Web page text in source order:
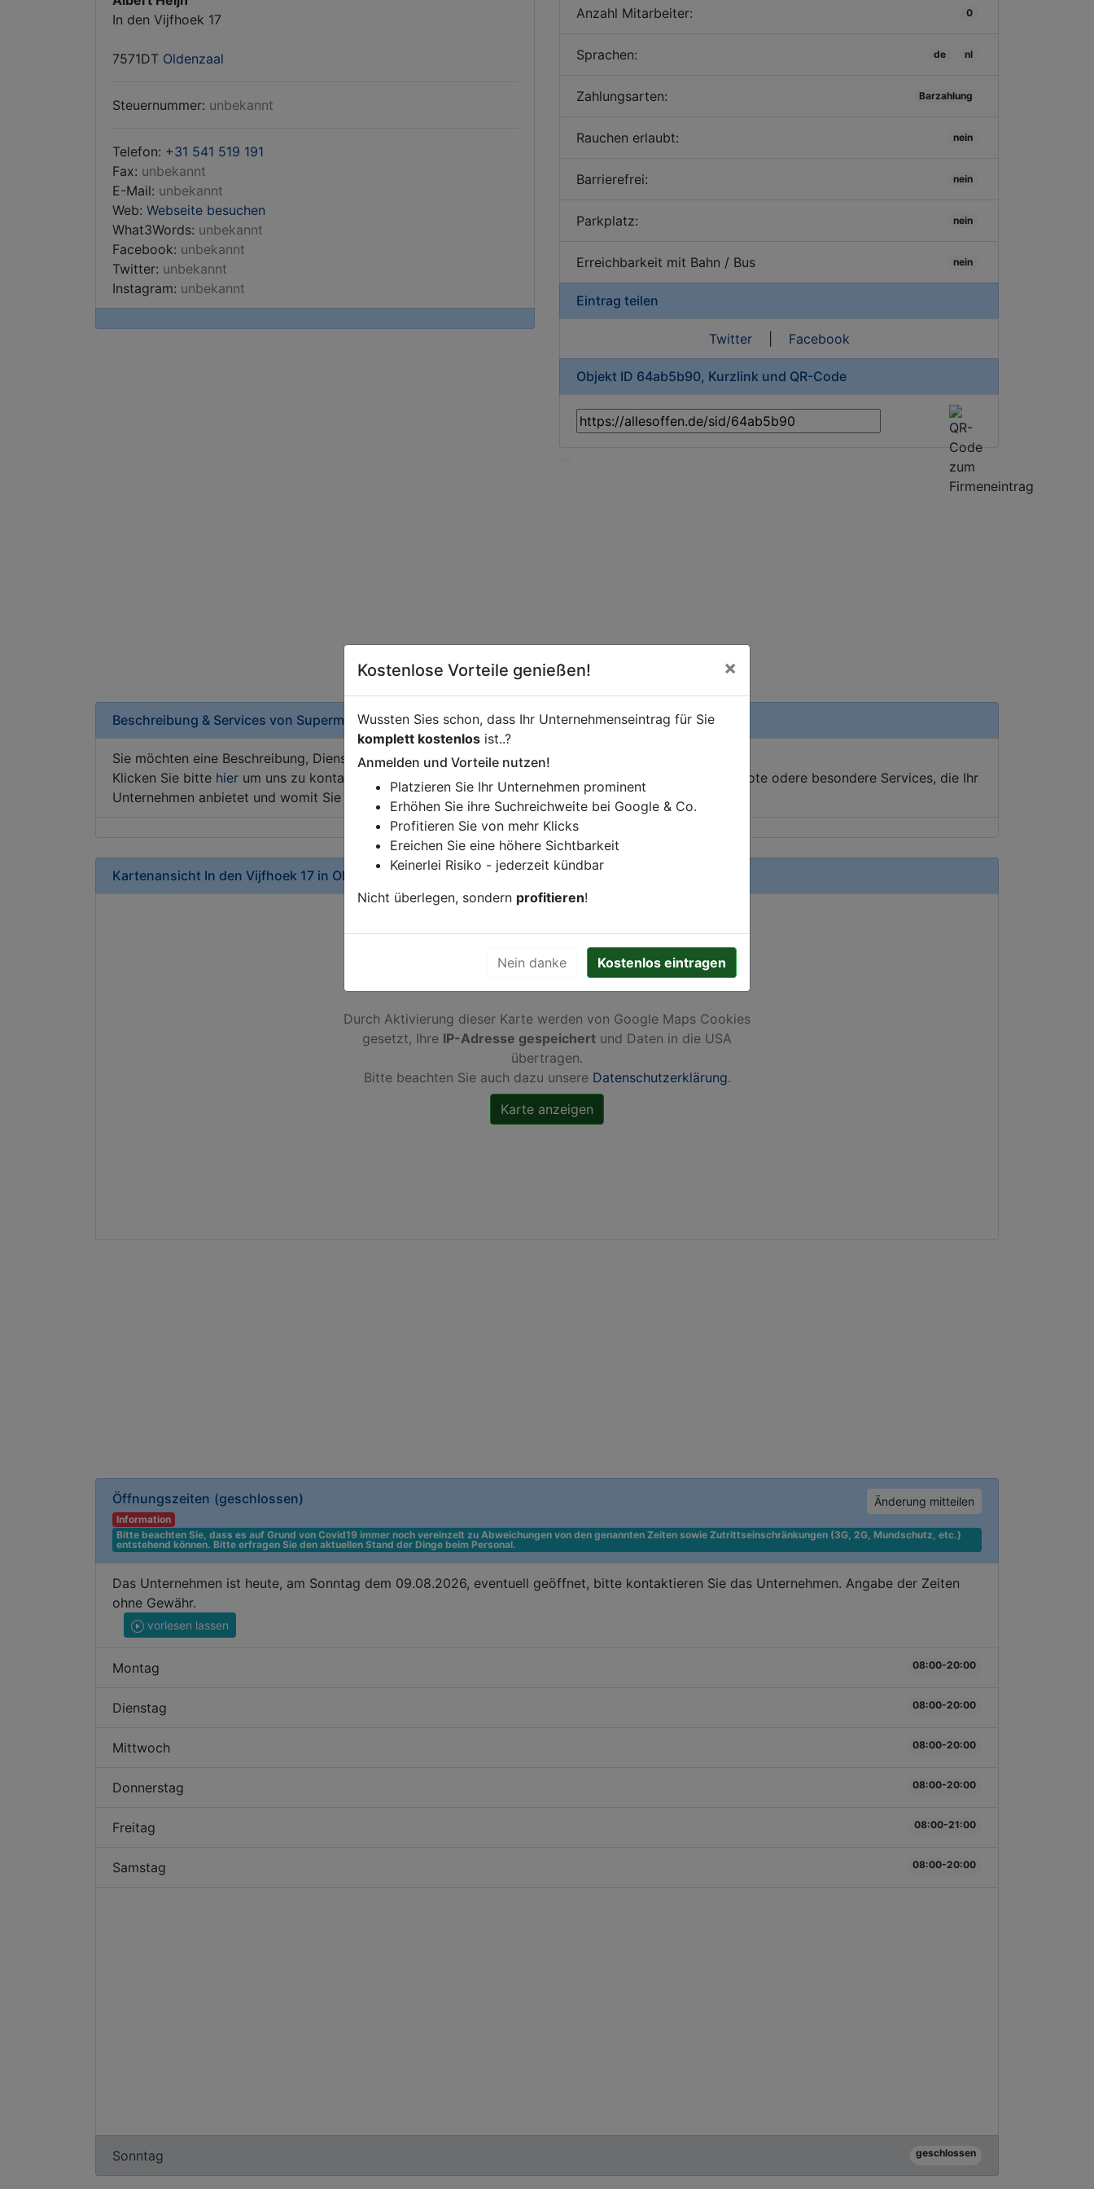
In den Vijfhoek 17
7571DT Oldenzaal
Steuernummer: unbekannt
Telefon: +31 541 519 191
Fax: unbekannt
E-Mail: unbekannt
Web: Webseite besuchen
What3Words: unbekannt
Facebook: unbekannt
Twitter: unbekannt
Instagram: unbekannt
Öffnungszeiten (geschlossen) Änderung mitteilen
Information
Bitte beachten Sie, dass es auf Grund von Covid19 immer noch vereinzelt zu Abweichungen von den genannten Zeiten sowie Zutrittseinschränkungen (3G, 2G, Mundschutz, etc.)
entstehend können. Bitte erfragen Sie den aktuellen Stand der Dinge beim Personal.
Das Unternehmen ist heute, am Sonntag dem 09.08.2026, eventuell geöffnet, bitte kontaktieren Sie das Unternehmen. Angabe der Zeiten
ohne Gewähr.
vorlesen lassen
Montag 08:00-20:00
Dienstag 08:00-20:00
Mittwoch 08:00-20:00
Donnerstag 08:00-20:00
Freitag 08:00-21:00
Samstag 08:00-20:00
Sonntag geschlossen
Anzahl Mitarbeiter: 0
Sprachen: de nl
Zahlungsarten: Barzahlung
Rauchen erlaubt: nein
Barrierefrei: nein
Parkplatz: nein
Erreichbarkeit mit Bahn / Bus nein
Eintrag teilen
Twitter| Facebook
Objekt ID 64ab5b90, Kurzlink und QR-Code
Beschreibung & Services von Supermarkt
Sie möchten eine Beschreibung, Dienstleistung oder andere relevante Informationen hinzufügen?
Klicken Sie bitte hier um uns zu kontaktieren. Gerne erweitern wir Ihren Firmeneintrag um Sonderangebote odere besondere Services, die Ihr
Unternehmen anbietet und womit Sie sich von Ihren Wettbewerbern abheben.
Kartenansicht In den Vijfhoek 17 in Oldenzaal
Durch Aktivierung dieser Karte werden von Google Maps Cookies
gesetzt, Ihre IP-Adresse gespeichert und Daten in die USA
übertragen.
Bitte beachten Sie auch dazu unsere Datenschutzerklärung.
Kostenlose Vorteile genießen! ×
Wussten Sies schon, dass Ihr Unternehmenseintrag für Sie
komplett kostenlos ist..?
Anmelden und Vorteile nutzen!
Platzieren Sie Ihr Unternehmen prominent
Erhöhen Sie ihre Suchreichweite bei Google & Co.
Profitieren Sie von mehr Klicks
Ereichen Sie eine höhere Sichtbarkeit
Keinerlei Risiko - jederzeit kündbar
Nicht überlegen, sondern profitieren!
Nein danke Kostenlos eintragen